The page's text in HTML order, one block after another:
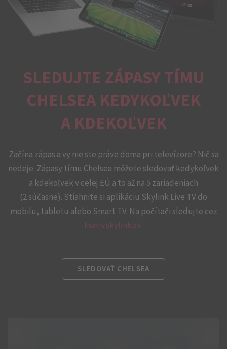
SLEDUJTE ZÁPASY TÍMU
CHELSEA KEDYKOĽVEK
A KDEKOĽVEK
Začína zápas a vy nie ste práve doma pri televízore? Nič sa
nedeje. Zápasy tímu Chelsea môžete sledovať kedykoľvek
a kdekoľvek v celej EÚ a to až na 5 zariadeniach
(2 súčasne). Stiahnite si aplikáciu Skylink Live TV do
mobilu, tabletu alebo Smart TV. Na počítači sledujte cez
livetv.skylink.sk.
SLEDOVAŤ CHELSEA